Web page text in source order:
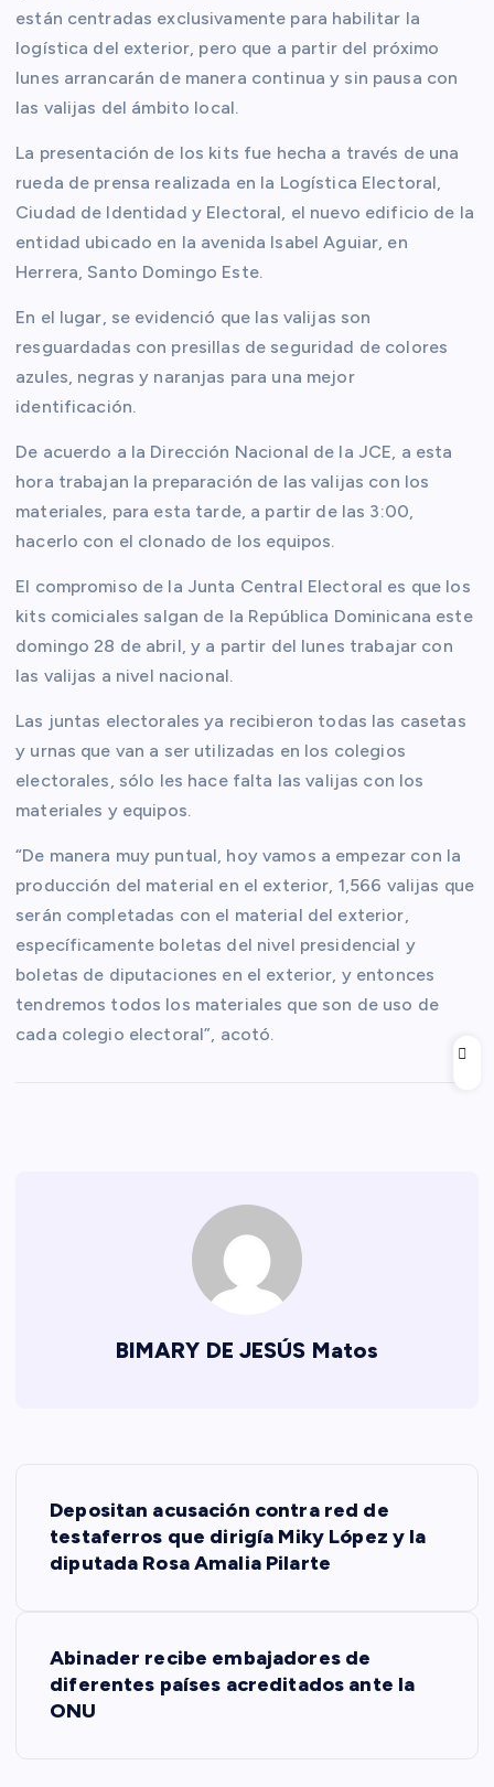
están centradas exclusivamente para habilitar la
logística del exterior, pero que a partir del próximo
lunes arrancarán de manera continua y sin pausa con
las valijas del ámbito local.
La presentación de los kits fue hecha a través de una
rueda de prensa realizada en la Logística Electoral,
Ciudad de Identidad y Electoral, el nuevo edificio de la
entidad ubicado en la avenida Isabel Aguiar, en
Herrera, Santo Domingo Este.
En el lugar, se evidenció que las valijas son
resguardadas con presillas de seguridad de colores
azules, negras y naranjas para una mejor
identificación.
De acuerdo a la Dirección Nacional de la JCE, a esta
hora trabajan la preparación de las valijas con los
materiales, para esta tarde, a partir de las 3:00,
hacerlo con el clonado de los equipos.
El compromiso de la Junta Central Electoral es que los
kits comiciales salgan de la República Dominicana este
domingo 28 de abril, y a partir del lunes trabajar con
las valijas a nivel nacional.
Las juntas electorales ya recibieron todas las casetas
y urnas que van a ser utilizadas en los colegios
electorales, sólo les hace falta las valijas con los
materiales y equipos.
“De manera muy puntual, hoy vamos a empezar con la
producción del material en el exterior, 1,566 valijas que
serán completadas con el material del exterior,
específicamente boletas del nivel presidencial y
boletas de diputaciones en el exterior, y entonces
tendremos todos los materiales que son de uso de
cada colegio electoral”, acotó.
BIMARY DE JESÚS Matos
Depositan acusación contra red de
testaferros que dirigía Miky López y la
diputada Rosa Amalia Pilarte
Abinader recibe embajadores de
diferentes países acreditados ante la
ONU